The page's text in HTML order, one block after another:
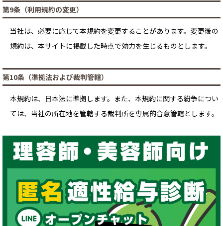
第9条（利用規約の変更）
当社は、必要に応じて本規約を変更することがあります。変更後の
規約は、本サイトに掲載した時点で効力を生じるものとします。
第10条（準拠法および裁判管轄）
本規約は、日本法に準拠します。また、本規約に関する紛争につい
ては、当社の所在地を管轄する裁判所を専属的合意管轄とします。